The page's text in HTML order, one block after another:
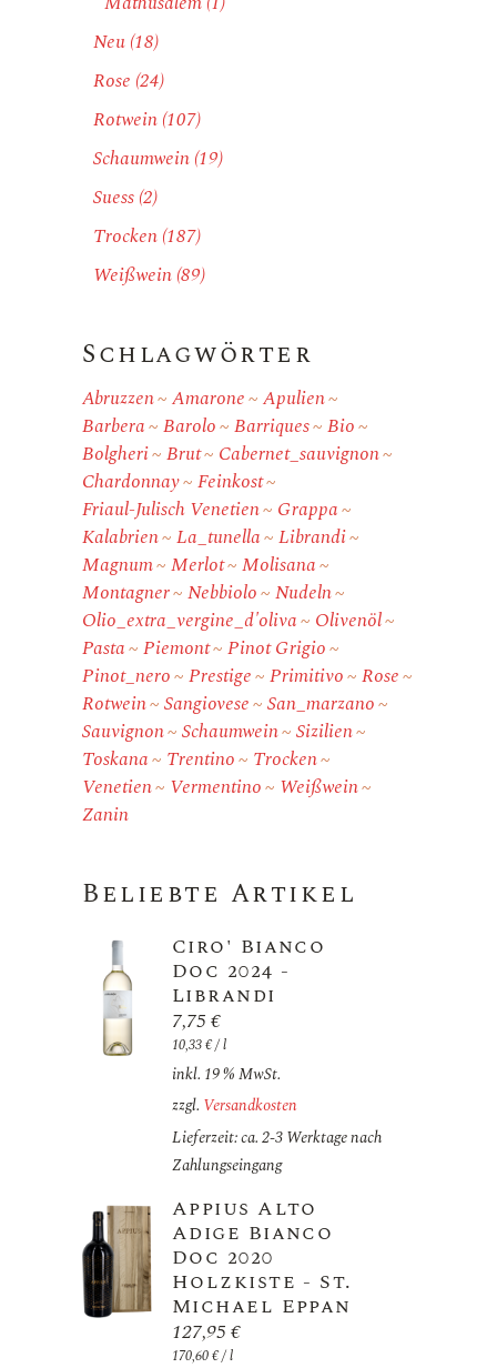
Neu(18)
Rose (24)
Rotwein(107)
Schaumwein(19)
Suess(2)
Trocken(187)
Weißwein(89)
Schlagwörter
Abruzzen Amarone
Apulien
Barbera
Barolo Barriques
Bio
Bolgheri
Brut
Cabernet_sauvignon
Chardonnay
Feinkost
Friaul-Julisch Venetien
Grappa
Kalabrien
La_tunella
Librandi
Magnum
Merlot
Molisana
Montagner
Nebbiolo
Nudeln
Olio_extra_vergine_d'oliva
Olivenöl
Pasta
Piemont
Pinot Grigio
Pinot_nero
Prestige Primitivo
Rose
Rotwein
Sangiovese
San_marzano
Sauvignon
Schaumwein
Sizilien
Toskana
Trentino
Trocken
Venetien
Vermentino
Weißwein
Zanin
Beliebte Artikel
Ciro' Bianco
Doc 2024 -
Librandi
7,75€
10,33€/l
inkl. 19 % MwSt.
zzgl. Versandkosten
Lieferzeit: ca. 2-3 Werktage nach
Zahlungseingang
Appius Alto
Adige Bianco
Doc 2020
Holzkiste - St.
Michael Eppan
127,95€
170,60€/l